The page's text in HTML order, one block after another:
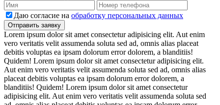
Даю согласие на обработку персональных данных
Lorem ipsum dolor sit amet consectetur adipisicing elit. Aut enim
vero veritatis velit assumenda soluta sed ad, omnis alias placeat
debitis voluptas ea ipsam dolorum error dolorem, a blanditiis!
Quidem! Lorem ipsum dolor sit amet consectetur adipisicing elit.
Aut enim vero veritatis velit assumenda soluta sed ad, omnis alias
placeat debitis voluptas ea ipsam dolorum error dolorem, a
blanditiis! Quidem! Lorem ipsum dolor sit amet consectetur
adipisicing elit. Aut enim vero veritatis velit assumenda soluta sed